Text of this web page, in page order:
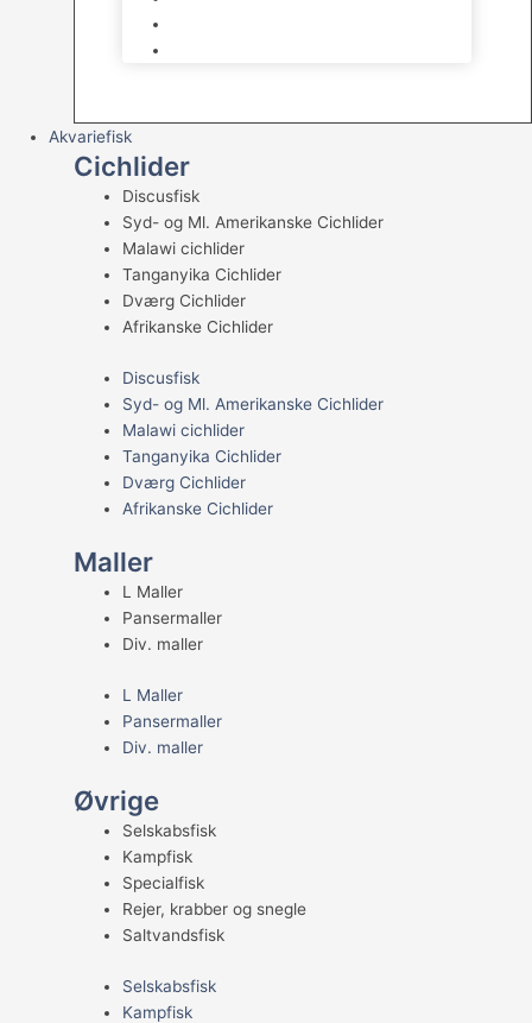
Akvariefisk
Cichlider
Discusfisk
Syd- og Ml. Amerikanske Cichlider
Malawi cichlider
Tanganyika Cichlider
Dværg Cichlider
Afrikanske Cichlider
Discusfisk
Syd- og Ml. Amerikanske Cichlider
Malawi cichlider
Tanganyika Cichlider
Dværg Cichlider
Afrikanske Cichlider
Maller
L Maller
Pansermaller
Div. maller
L Maller
Pansermaller
Div. maller
Øvrige
Selskabsfisk
Kampfisk
Specialfisk
Rejer, krabber og snegle
Saltvandsfisk
Selskabsfisk
Kampfisk